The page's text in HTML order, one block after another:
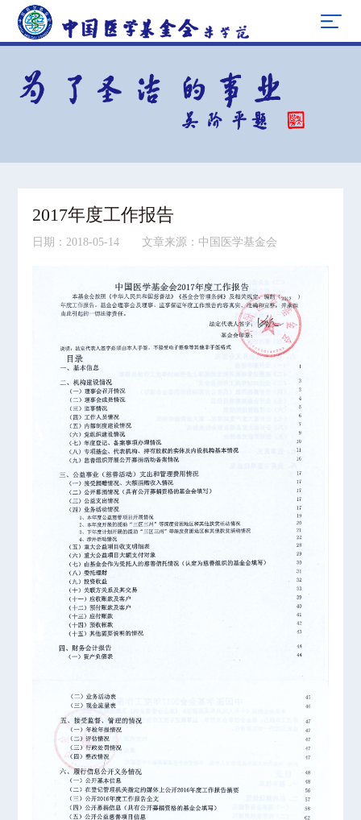
2017年度工作报告
日期：2018-05-14 文章来源：中国医学基金会